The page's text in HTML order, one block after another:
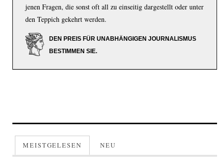
jenen Fragen, die sonst oft all zu einseitig dargestellt oder unter
den Teppich gekehrt werden.
DEN PREIS FÜR UNABHÄNGIGEN JOURNALISMUS
BESTIMMEN SIE.
MEISTGELESEN NEU